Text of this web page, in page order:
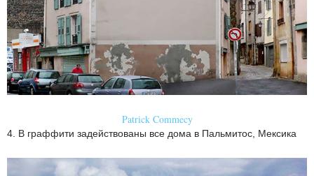
Patrick Commecy
4. В граффити задействованы все дома в Пальмитос, Мексика